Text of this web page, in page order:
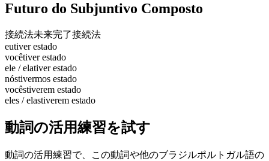
Futuro do Subjuntivo Composto
接続法未来完了接続法
eutiver estado
vocêtiver estado
ele / elativer estado
nóstivermos estado
vocêstiverem estado
eles / elastiverem estado
動詞の活用練習を試す
動詞の活用練習で、この動詞や他のブラジルポルトガル語の